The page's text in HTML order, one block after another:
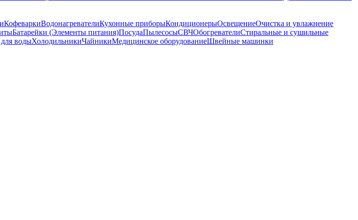
КофеваркиВодонагревателиКухонные приборыКондиционерыОсвещениеОчистка и увлажнение
Батарейки (Элементы питания)ПосудаПылесосыСВЧОбогревателиСтиральные и сушильные
водыХолодильникиЧайникиМедицинское оборудованиеШвейные машинки